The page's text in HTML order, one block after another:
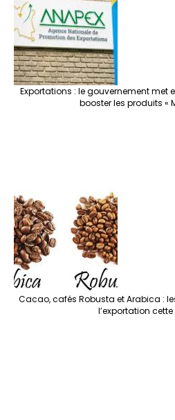
Exportations : le gouvernement met
booster les produits «
Cacao, cafés Robusta et Arabica :
l’exportation